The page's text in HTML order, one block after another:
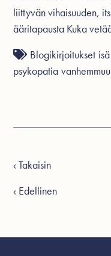
liittyvän vihaisuuden,
ääritapausta Kuka
Blogikirjoitukset isä
psykopatia
‹ Takaisin
‹ Edellinen